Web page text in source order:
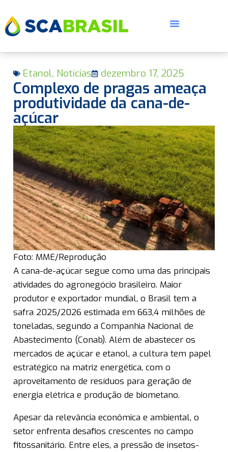
Etanol, Notícias dezembro 17, 2025
Complexo de pragas ameaça
produtividade da cana-de-
açúcar
Foto: MME/Reprodução
A cana-de-açúcar segue como uma das principais
atividades do agronegócio brasileiro. Maior
produtor e exportador mundial, o Brasil tem a
safra 2025/2026 estimada em 663,4 milhões de
toneladas, segundo a Companhia Nacional de
Abastecimento (Conab). Além de abastecer os
mercados de açúcar e etanol, a cultura tem papel
estratégico na matriz energética, com o
aproveitamento de resíduos para geração de
energia elétrica e produção de biometano.
Apesar da relevância econômica e ambiental, o
setor enfrenta desafios crescentes no campo
fitossanitário. Entre eles, a pressão de insetos-